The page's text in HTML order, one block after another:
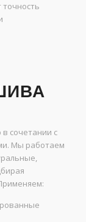
сочетании с
Мы работаем